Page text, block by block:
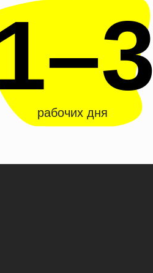
рабочих дня
–3